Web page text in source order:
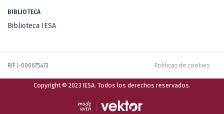
BIBLIOTECA
Biblioteca IESA
RIF J-000675473 Políticas de cookies
Copyright © 2023 IESA. Todos los derechos reservados.